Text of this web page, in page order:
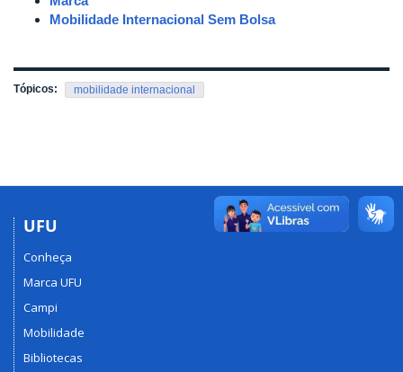
Mobilidade Internacional Sem Bolsa
Tópicos: mobilidade internacional
UFU
Conheça
Marca UFU
Campi
Mobilidade
Bibliotecas